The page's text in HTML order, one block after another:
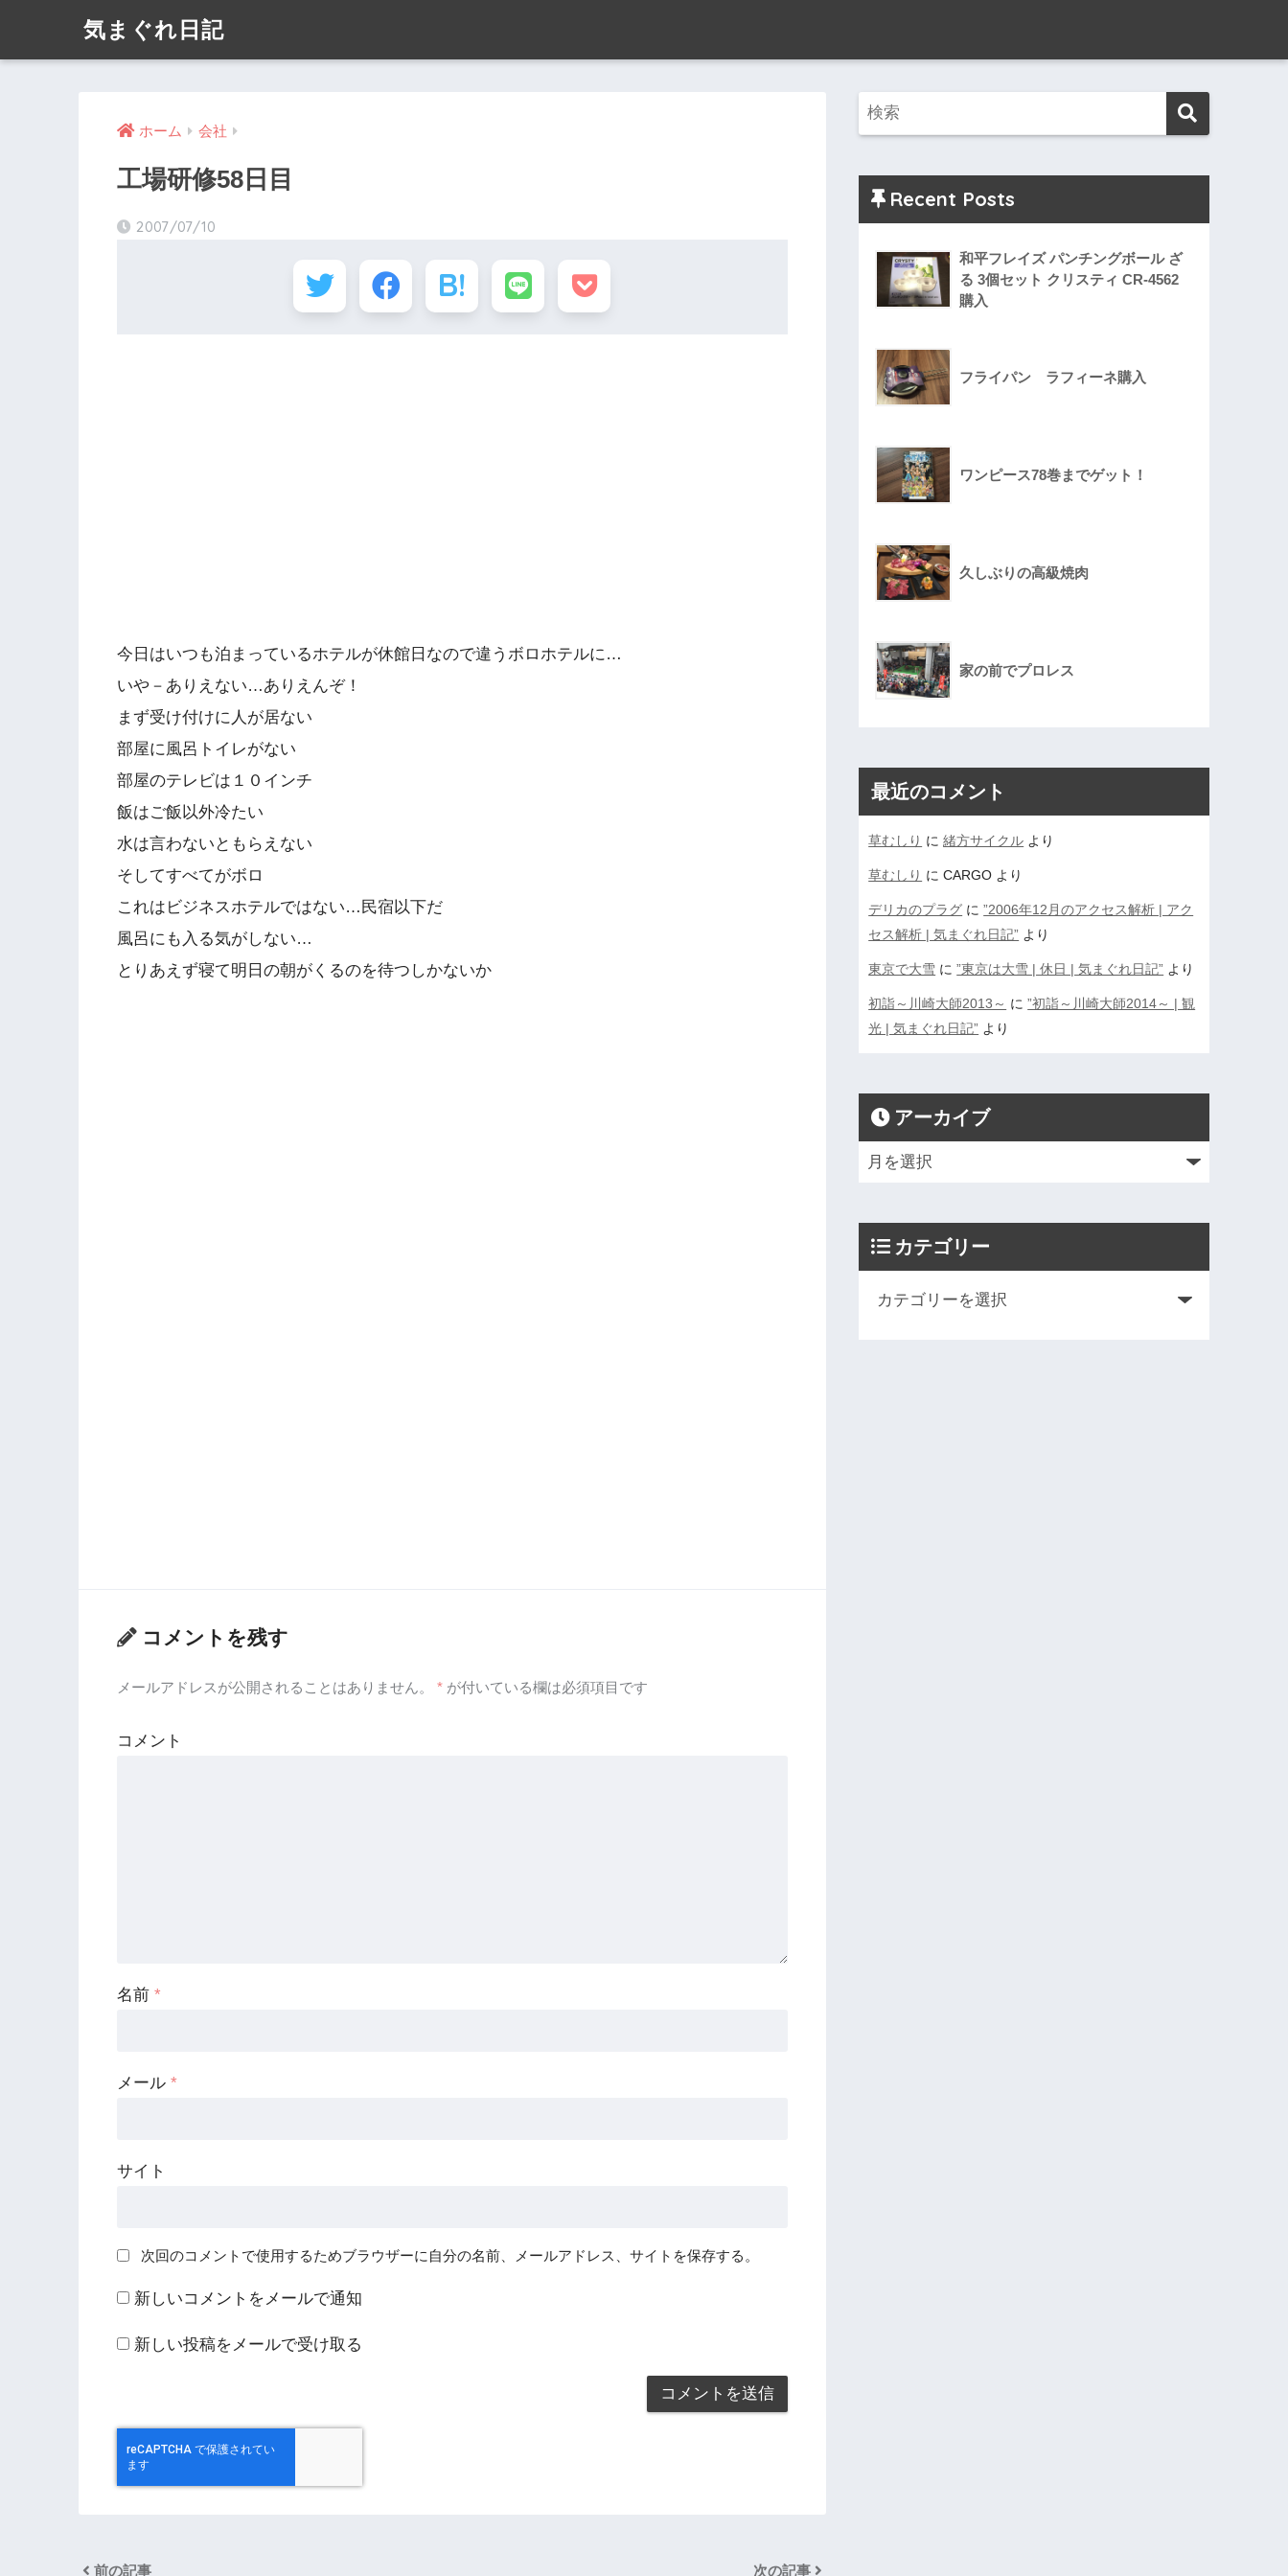
気まぐれ日記
ホーム 会社
工場研修58日目
2007/07/10
今日はいつも泊まっているホテルが休館日なので違うボロホテルに…
いや－ありえない…ありえんぞ！
まず受け付けに人が居ない
部屋に風呂トイレがない
部屋のテレビは１０インチ
飯はご飯以外冷たい
水は言わないともらえない
そしてすべてがボロ
これはビジネスホテルではない…民宿以下だ
風呂にも入る気がしない…
とりあえず寝て明日の朝がくるのを待つしかないか
コメントを残す
メールアドレスが公開されることはありません。 * が付いている欄は必須項目です
コメント
名前 *
メール *
サイト
次回のコメントで使用するためブラウザーに自分の名前、メールアドレス、サイトを保存する。
新しいコメントをメールで通知
新しい投稿をメールで受け取る
前の記事 次の記事
Recent Posts
和平フレイズ パンチングボール ざ
る 3個セット クリスティ CR-4562
購入
フライパン ラフィーネ購入
ワンピース78巻までゲット！
久しぶりの高級焼肉
家の前でプロレス
最近のコメント
草むしり に緒方サイクル より
草むしり にCARGO より
デリカのプラグ に”2006年12月のアクセス解析 | アク
セス解析 | 気まぐれ日記” より
東京で大雪 に”東京は大雪 | 休日 | 気まぐれ日記” より
初詣～川崎大師2013～ に”初詣～川崎大師2014～ | 観
光 | 気まぐれ日記” より
アーカイブ
カテゴリー